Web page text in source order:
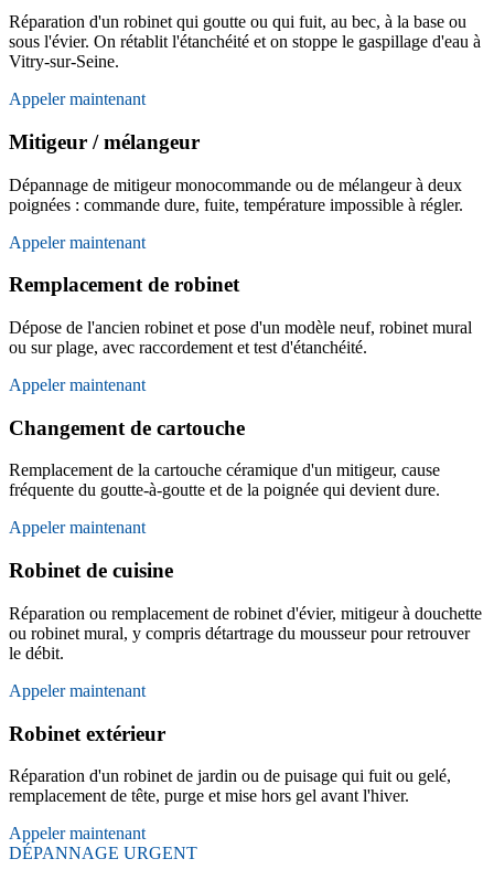
Réparation d'un robinet qui goutte ou qui fuit, au bec, à la base ou
sous l'évier. On rétablit l'étanchéité et on stoppe le gaspillage d'eau à
Vitry-sur-Seine.
Appeler maintenant
Mitigeur / mélangeur
Dépannage de mitigeur monocommande ou de mélangeur à deux
poignées : commande dure, fuite, température impossible à régler.
Appeler maintenant
Remplacement de robinet
Dépose de l'ancien robinet et pose d'un modèle neuf, robinet mural
ou sur plage, avec raccordement et test d'étanchéité.
Appeler maintenant
Changement de cartouche
Remplacement de la cartouche céramique d'un mitigeur, cause
fréquente du goutte-à-goutte et de la poignée qui devient dure.
Appeler maintenant
Robinet de cuisine
Réparation ou remplacement de robinet d'évier, mitigeur à douchette
ou robinet mural, y compris détartrage du mousseur pour retrouver
le débit.
Appeler maintenant
Robinet extérieur
Réparation d'un robinet de jardin ou de puisage qui fuit ou gelé,
remplacement de tête, purge et mise hors gel avant l'hiver.
Appeler maintenant
DÉPANNAGE URGENT